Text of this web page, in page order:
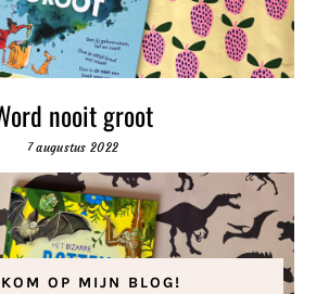
nooit groot
7 augustus 2022
OP MIJN BLOG!